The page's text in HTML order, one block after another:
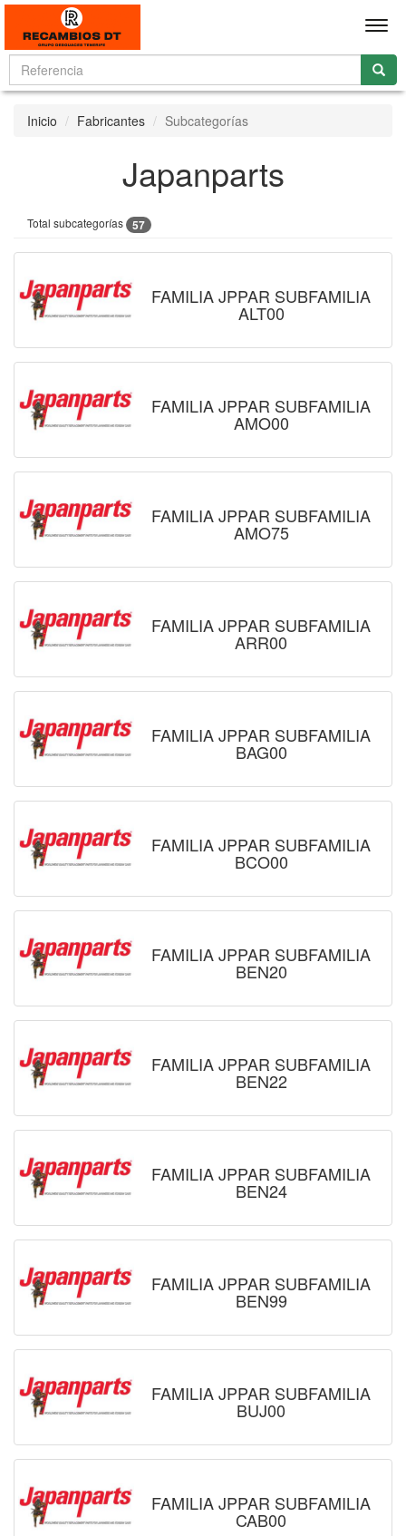
Inicio Fabricantes Subcategorías
Japanparts
Total subcategorías 57
FAMILIA JPPAR SUBFAMILIA
ALT00
FAMILIA JPPAR SUBFAMILIA
AMO00
FAMILIA JPPAR SUBFAMILIA
AMO75
FAMILIA JPPAR SUBFAMILIA
ARR00
FAMILIA JPPAR SUBFAMILIA
BAG00
FAMILIA JPPAR SUBFAMILIA
BCO00
FAMILIA JPPAR SUBFAMILIA
BEN20
FAMILIA JPPAR SUBFAMILIA
BEN22
FAMILIA JPPAR SUBFAMILIA
BEN24
FAMILIA JPPAR SUBFAMILIA
BEN99
FAMILIA JPPAR SUBFAMILIA
BUJ00
FAMILIA JPPAR SUBFAMILIA
CAB00